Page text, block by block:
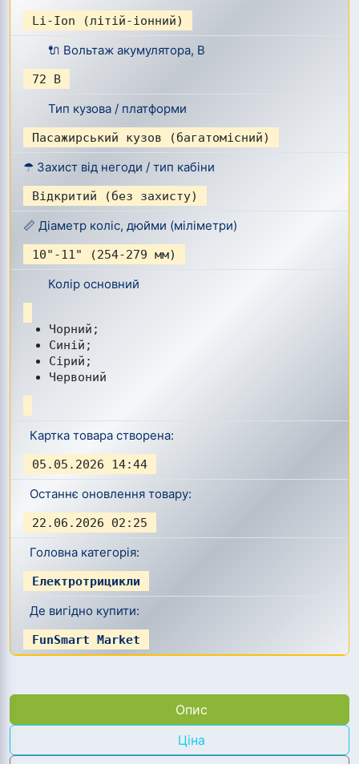
Li-Ion (літій-іонний)
🔌 Вольтаж акумулятора, В
72 В
Тип кузова / платформи
Пасажирський кузов (багатомісний)
☂ Захист від негоди / тип кабіни
Відкритий (без захисту)
📏 Діаметр коліс, дюйми (міліметри)
10"-11" (254-279 мм)
Колір основний
Чорний;
Синій;
Сірий;
Червоний
Картка товара створена:
05.05.2026 14:44
Останнє оновлення товару:
22.06.2026 02:25
Головна категорія:
Електротрицикли
Де вигідно купити:
FunSmart Market
Опис
Ціна